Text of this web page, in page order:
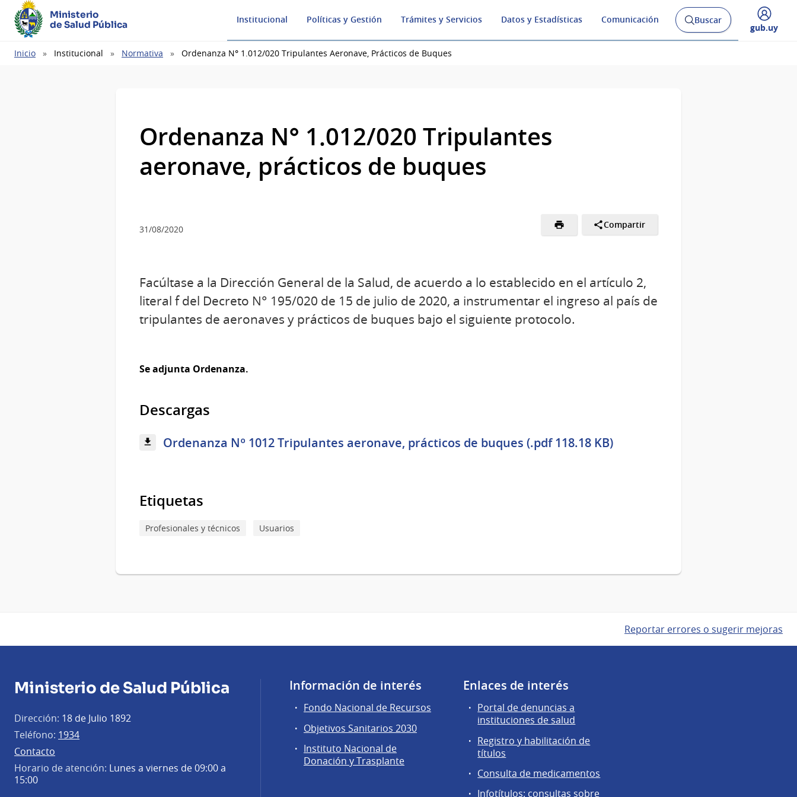
Ministerio
de Salud Pública
Institucional Políticas y Gestión Trámites y Servicios Datos y Estadísticas Comunicación
Abrir
buscador
Buscar
Desplegar
gub.uy
Ruta
Inicio Institucional Normativa Ordenanza N° 1.012/020 Tripulantes Aeronave, Prácticos de Buques
Ordenanza N° 1.012/020 Tripulantes
aeronave, prácticos de buques
31/08/2020 Compartir
Facúltase a la Dirección General de la Salud, de acuerdo a lo establecido en el artículo 2,
literal f del Decreto N° 195/020 de 15 de julio de 2020, a instrumentar el ingreso al país de
tripulantes de aeronaves y prácticos de buques bajo el siguiente protocolo.
Se adjunta Ordenanza.
Descargas
Ordenanza Nº 1012 Tripulantes aeronave, prácticos de buques (.pdf 118.18 KB)
Etiquetas
Profesionales y técnicos Usuarios
Reportar errores o sugerir mejoras
Ministerio de Salud Pública
Dirección: 18 de Julio 1892
Teléfono: 1934
Contacto
Horario de atención: Lunes a viernes de 09:00 a
15:00
Información de interés
Fondo Nacional de Recursos
Objetivos Sanitarios 2030
Instituto Nacional de
Donación y Trasplante
Enlaces de interés
Portal de denuncias a
instituciones de salud
Registro y habilitación de
títulos
Consulta de medicamentos
Infotítulos: consultas sobre